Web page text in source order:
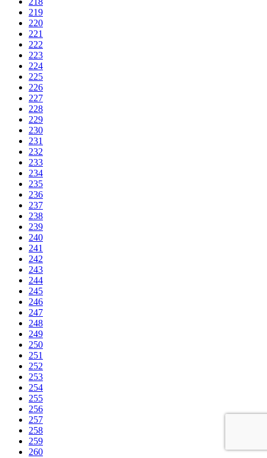
219
220
221
222
223
224
225
226
227
228
229
230
231
232
233
234
235
236
237
238
239
240
241
242
243
244
245
246
247
248
249
250
251
252
253
254
255
256
257
258
259
260